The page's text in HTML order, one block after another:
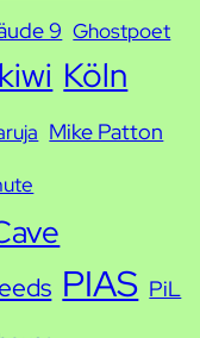
9 Ghostpoet
kiwi Köln
Mike Patton
PIAS PiL